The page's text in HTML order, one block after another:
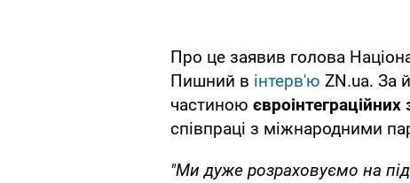
Про це заявив голова
Пишний в інтерв'ю ZN.ua. За
частиною євроінтеграційних
співпраці з міжнародними
"Ми дуже розраховуємо на